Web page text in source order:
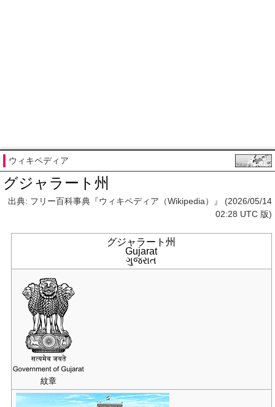
ウィキペディア
グジャラート州
出典: フリー百科事典『ウィキペディア（Wikipedia）』 (2026/05/14
02:28 UTC 版)
グジャラート州
Gujarat
ગુજરાત
紋章